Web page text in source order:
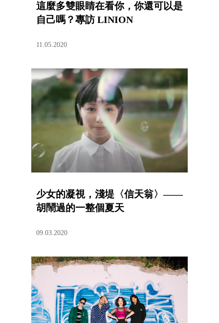
這麼多雙眼睛在看你，你還可以是
自己嗎？專訪 LINION
11.05.2020
少女的凝視，淺堤〈信天翁〉——
胡鬧過的一整個夏天
09.03.2020